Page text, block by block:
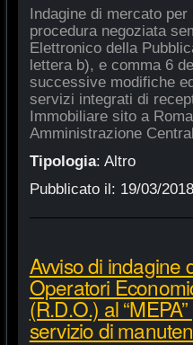
Indagine di mercato
procedura negoziata
Elettronico della
lettera b), e comma 6
successive modifiche
servizi integrati di
Immobiliare sito a
Amministrazione
Tipologia: Altro
Pubblicato il: 19/03/2018
Avviso di indagine
Operatori
(R.D.O.) al
servizio di